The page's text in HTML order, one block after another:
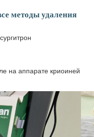
методы удаления
на аппарате криоиней